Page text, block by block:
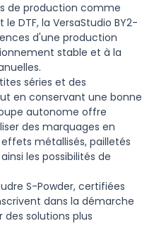
de production comme
DTF, la VersaStudio BY2-
d'une production
stable et à la
séries et des
en conservant une bonne
autonome offre
des marquages en
métallisés, pailletés
les possibilités de
S-Powder, certifiées
dans la démarche
des solutions plus